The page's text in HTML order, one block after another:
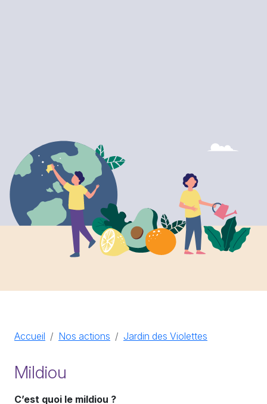
Accueil Nos actions Jardin des Violettes
Mildiou
C’est quoi le mildiou ?